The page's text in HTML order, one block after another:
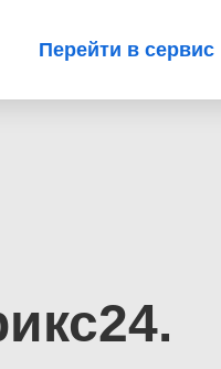
Перейти в сервис